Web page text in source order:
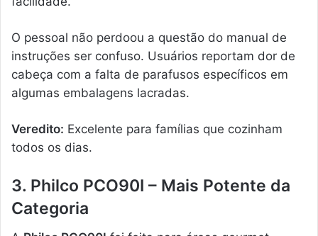
O pessoal não perdoou a questão do manual de
instruções ser confuso. Usuários reportam dor de
cabeça com a falta de parafusos específicos em
algumas embalagens lacradas.
Veredito: Excelente para famílias que cozinham
todos os dias.
3. Philco PCO90I – Mais Potente da
Categoria